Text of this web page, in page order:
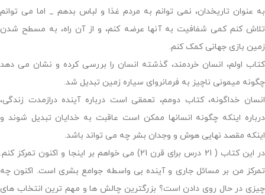
به عنوان تاریخدان، نمی توانم به مردم غذا و لباس بدهم _ اما می توانم
تلاش کنم کمی شفافیت به آنها عرضه کنم، و از آن راه، به مسطح شدن
زمین بازی جهانی کمک کنم.
کتاب اولم، انسان خردمند، گذشته انسان را بررسی کرده و نشان می دهد
چگونه میمونی ناچیز به فرمانروای سیاره زمین تبدیل شد.
انسان خداگونه، کتاب دومم، تعمقی است درباره آینده درازمدت زندگی،
درباره اینکه چگونه انسانها ممکن است عاقبت به خدایان تبدیل شوند و
اینکه مقصد نهایی هوش و وجدان بشر چه می تواند باشد.
در این کتاب ( 21 درس برای قرن 21) می خواهم بر اینجا و اکنون تمرکز کنم.
تمرکز من بر مسائل جاری و آینده بی واسطه جوامع بشری است. اکنون چه
چیزی در حال روی دادن است؟ بزرگترین چالش ها و مهم ترین انتخاب های